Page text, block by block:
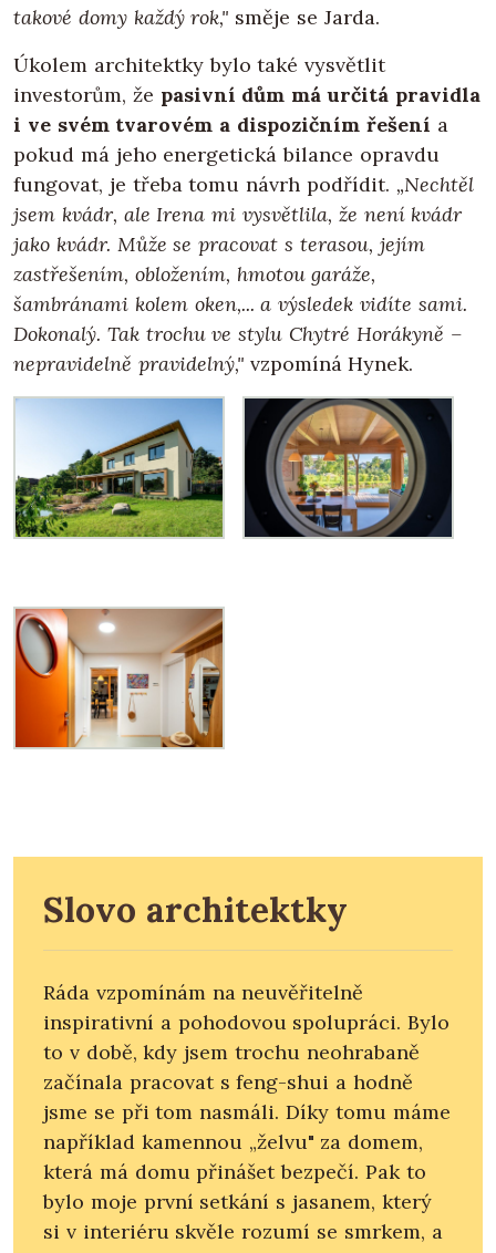
takové domy každý rok," směje se Jarda.
Úkolem architektky bylo také vysvětlit
investorům, že pasivní dům má určitá pravidla
i ve svém tvarovém a dispozičním řešení a
pokud má jeho energetická bilance opravdu
fungovat, je třeba tomu návrh podřídit. „Nechtěl
jsem kvádr, ale Irena mi vysvětlila, že není kvádr
jako kvádr. Může se pracovat s terasou, jejím
zastřešením, obložením, hmotou garáže,
šambránami kolem oken,... a výsledek vidíte sami.
Dokonalý. Tak trochu ve stylu Chytré Horákyně –
nepravidelně pravidelný,"vzpomíná Hynek.
Slovo architektky
Ráda vzpomínám na neuvěřitelně
inspirativní a pohodovou spolupráci. Bylo
to v době, kdy jsem trochu neohrabaně
začínala pracovat s feng-shui a hodně
jsme se při tom nasmáli. Díky tomu máme
například kamennou „želvu" za domem,
která má domu přinášet bezpečí. Pak to
bylo moje první setkání s jasanem, který
si v interiéru skvěle rozumí se smrkem, a